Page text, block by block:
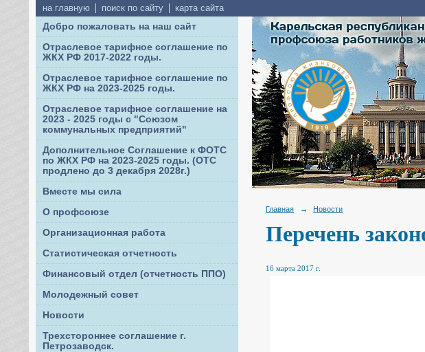
на главную поиск по сайту карта сайта
Добро пожаловать на наш сайт
Отраслевое тарифное соглашение по
ЖКХ РФ 2017-2022 годы.
Отраслевое тарифное соглашение по
ЖКХ РФ на 2023-2025 годы.
Отраслевое тарифное соглашение на
2023 - 2025 годы с "Союзом
коммунальных предприятий"
Дополнительное Соглашение к ФОТС
по ЖКХ РФ на 2023-2025 годы. (ОТС
продлено до 3 декабря 2028г.)
Вместе мы сила
О профсоюзе
Организационная работа
Статистическая отчетность
Финансовый отдел (отчетность ППО)
Молодежный совет
Новости
Трехстороннее соглашение г.
Петрозаводск.
Главная → Новости
Перечень
16 марта 2017 г.